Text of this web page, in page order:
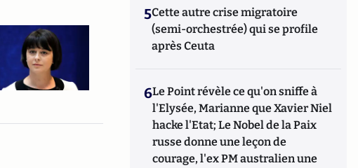
5Cette autre crise migratoire
(semi-orchestrée) qui se profile
après Ceuta
6Le Point révèle ce qu'on sniffe à
l'Elysée, Marianne que Xavier Niel
hacke l'Etat; Le Nobel de la Paix
russe donne une leçon de
courage, l'ex PM australien une